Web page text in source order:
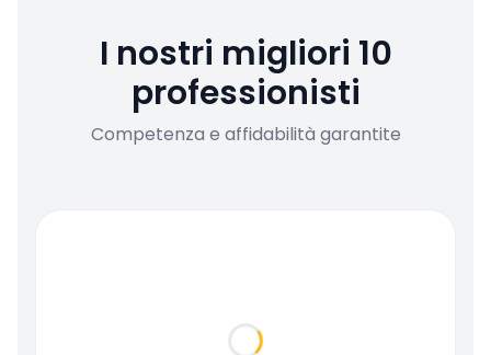
I nostri migliori 10
professionisti
Competenza e affidabilità garantite